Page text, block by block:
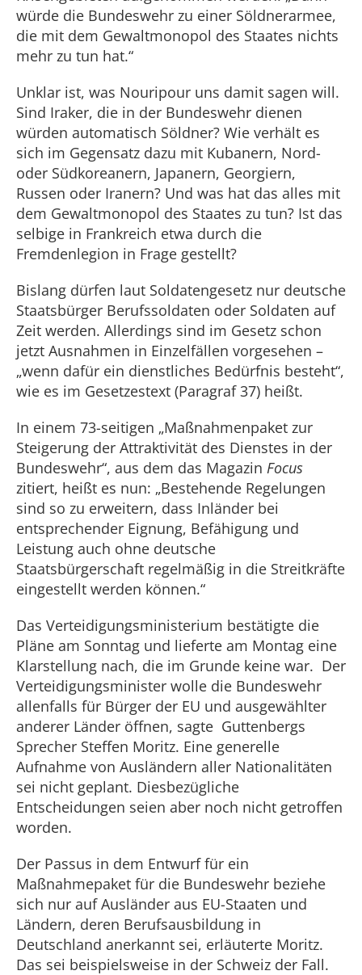
würde die Bundeswehr zu einer Söldnerarmee,
die mit dem Gewaltmonopol des Staates nichts
mehr zu tun hat.“
Unklar ist, was Nouripour uns damit sagen will.
Sind Iraker, die in der Bundeswehr dienen
würden automatisch Söldner? Wie verhält es
sich im Gegensatz dazu mit Kubanern, Nord-
oder Südkoreanern, Japanern, Georgiern,
Russen oder Iranern? Und was hat das alles mit
dem Gewaltmonopol des Staates zu tun? Ist das
selbige in Frankreich etwa durch die
Fremdenlegion in Frage gestellt?
Bislang dürfen laut Soldatengesetz nur deutsche
Staatsbürger Berufssoldaten oder Soldaten auf
Zeit werden. Allerdings sind im Gesetz schon
jetzt Ausnahmen in Einzelfällen vorgesehen –
„wenn dafür ein dienstliches Bedürfnis besteht“,
wie es im Gesetzestext (Paragraf 37) heißt.
In einem 73-seitigen „Maßnahmenpaket zur
Steigerung der Attraktivität des Dienstes in der
Bundeswehr“, aus dem das Magazin Focus
zitiert, heißt es nun: „Bestehende Regelungen
sind so zu erweitern, dass Inländer bei
entsprechender Eignung, Befähigung und
Leistung auch ohne deutsche
Staatsbürgerschaft regelmäßig in die Streitkräfte
eingestellt werden können.“
Das Verteidigungsministerium bestätigte die
Pläne am Sonntag und lieferte am Montag eine
Klarstellung nach, die im Grunde keine war. Der
Verteidigungsminister wolle die Bundeswehr
allenfalls für Bürger der EU und ausgewählter
anderer Länder öffnen, sagte Guttenbergs
Sprecher Steffen Moritz. Eine generelle
Aufnahme von Ausländern aller Nationalitäten
sei nicht geplant. Diesbezügliche
Entscheidungen seien aber noch nicht getroffen
worden.
Der Passus in dem Entwurf für ein
Maßnahmepaket für die Bundeswehr beziehe
sich nur auf Ausländer aus EU-Staaten und
Ländern, deren Berufsausbildung in
Deutschland anerkannt sei, erläuterte Moritz.
Das sei beispielsweise in der Schweiz der Fall.